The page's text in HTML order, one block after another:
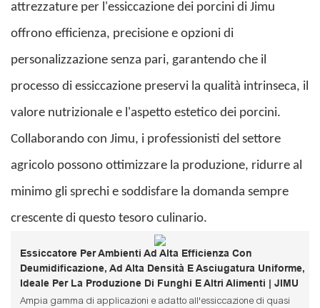
attrezzature per l'essiccazione dei porcini di Jimu
offrono efficienza, precisione e opzioni di
personalizzazione senza pari, garantendo che il
processo di essiccazione preservi la qualità intrinseca, il
valore nutrizionale e l'aspetto estetico dei porcini.
Collaborando con Jimu, i professionisti del settore
agricolo possono ottimizzare la produzione, ridurre al
minimo gli sprechi e soddisfare la domanda sempre
crescente di questo tesoro culinario.
Essiccatore Per Ambienti Ad Alta Efficienza Con
Deumidificazione, Ad Alta Densità E Asciugatura Uniforme,
Ideale Per La Produzione Di Funghi E Altri Alimenti | JIMU
Ampia gamma di applicazioni e adatto all'essiccazione di quasi